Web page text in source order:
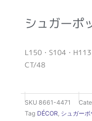
シュガーポ
L150・S104・
CT/48
SKU 8661-4471
Tag DÉCOR シュガーボ